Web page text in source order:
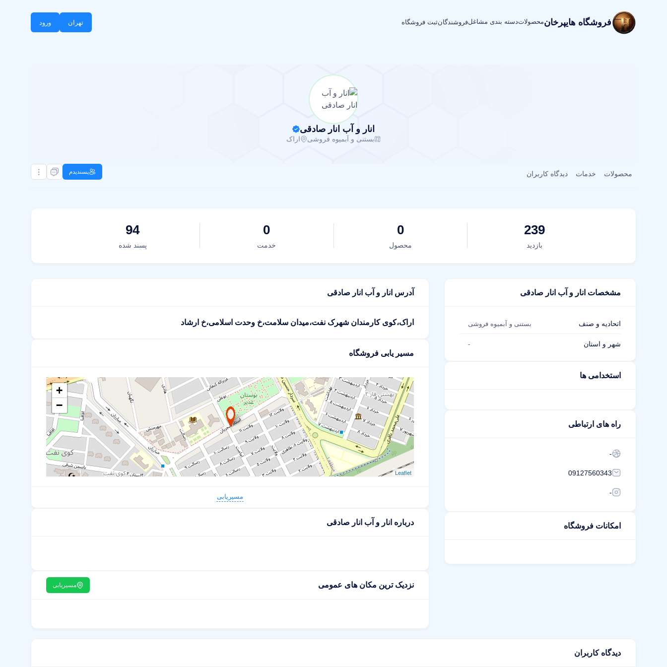
فروشگاه هایپرخانمحصولاتدسته بندی مشاغلفروشندگانثبت فروشگاه تهران ورود
انار و آب انار صادقی
بستنی و آبمیوه فروشی اراک
محصولات خدمات دیدگاه کاربران پسندیدم
239
بازدید
0
محصول
0
خدمت
94
پسند شده
مشخصات انار و آب انار صادقی
اتحادیه و صنف بستنی و آبمیوه فروشی
شهر و استان -
استخدامی ها
راه های ارتباطی
-
09127560343
-
امکانات فروشگاه
آدرس انار و آب انار صادقی
اراک،کوی کارمندان شهرک نفت،میدان سلامت،خ وحدت اسلامی،خ ارشاد
مسیر یابی فروشگاه
+
−
Leaflet
مسیریابی
درباره انار و آب انار صادقی
نزدیک ترین مکان های عمومی مسیریابی
دیدگاه کاربران